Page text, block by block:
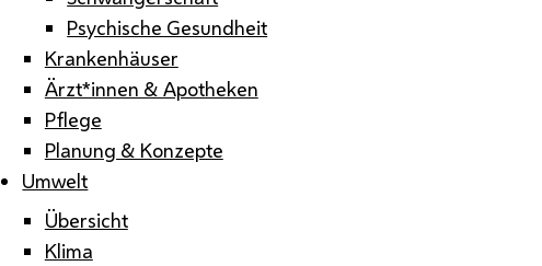
Psychische Gesundheit
Krankenhäuser
Ärzt*innen & Apotheken
Pflege
Planung & Konzepte
Umwelt
Übersicht
Klima